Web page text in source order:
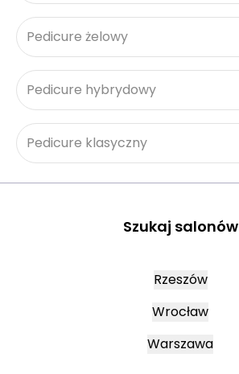
Pedicure żelowy
Pedicure hybrydowy
Pedicure klasyczny
Szukaj salonów
Rzeszów
Wrocław
Warszawa